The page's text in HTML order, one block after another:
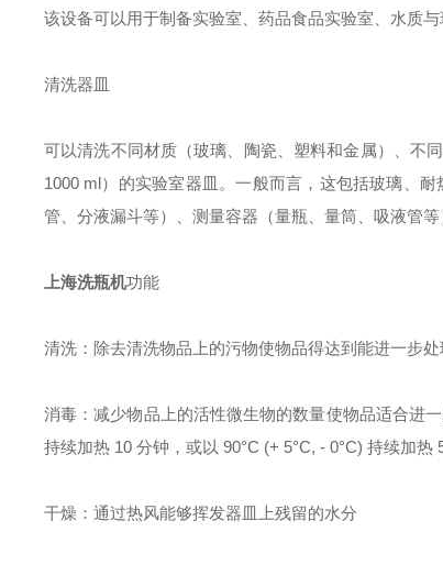
该设备可以用于制备实验室、药品食品实验室、水质
清洗器皿
可以清洗不同材质（玻璃、陶瓷、塑料和金属）、不
1000 ml）的实验室器皿。一般而言，这包括玻璃、
管、分液漏斗等）、测量容器（量瓶、量筒、吸液管
上海洗瓶机功能
清洗：除去清洗物品上的污物使物品得达到能进一步处
消毒：减少物品上的活性微生物的数量使物品适合进
持续加热 10 分钟，或以 90°C (+ 5°C, - 0°C) 持续加热
干燥：通过热风能够挥发器皿上残留的水分